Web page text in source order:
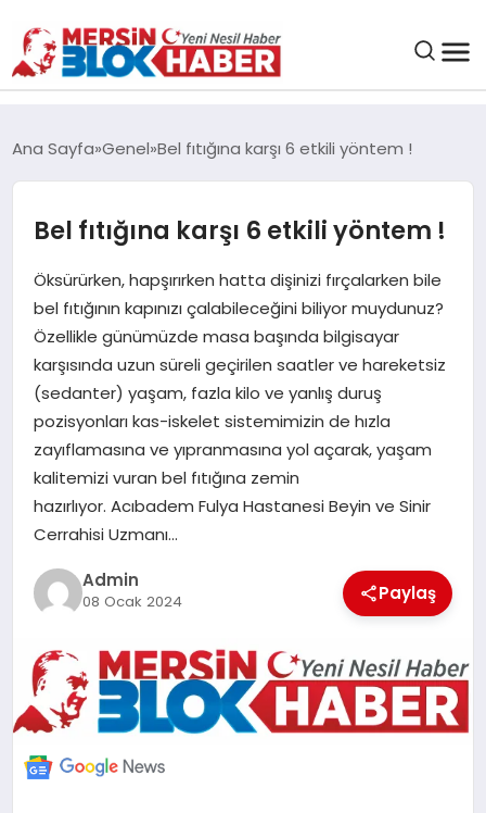
SAĞLIK
EĞITIM
EKONOMI
SANAT
POLITIKA
YAŞAM
ILETİŞİM
KÜNYE
Ana Sayfa Genel Bel fıtığına karşı 6 etkili yöntem !
Bel fıtığına karşı 6 etkili yöntem !
Öksürürken, hapşırırken hatta dişinizi fırçalarken bile
bel fıtığının kapınızı çalabileceğini biliyor muydunuz?
Özellikle günümüzde masa başında bilgisayar
karşısında uzun süreli geçirilen saatler ve hareketsiz
(sedanter) yaşam, fazla kilo ve yanlış duruş
pozisyonları kas-iskelet sistemimizin de hızla
zayıflamasına ve yıpranmasına yol açarak, yaşam
kalitemizi vuran bel fıtığına zemin
hazırlıyor. Acıbadem Fulya Hastanesi Beyin ve Sinir
Cerrahisi Uzmanı…
Admin
08 Ocak 2024 Paylaş